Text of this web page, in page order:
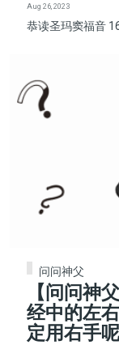
Aug 26, 2023
恭读圣玛窦福音
问问神父
【问问神
经中的左
定用右手呢